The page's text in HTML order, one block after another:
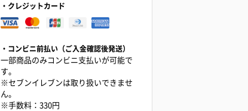
・クレジットカード
・コンビニ前払い（ご入金確認後発送）
一部商品のみコンビニ支払いが可能で
す。
※セブンイレブンは取り扱いできませ
ん。
※手数料：330円